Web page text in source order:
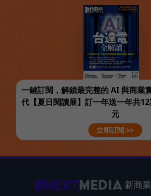
一鍵訂閱，解鎖最完整的 AI 與商業
代【夏日閱讀展】訂一年送一年共
元
立即訂閱 >>
新商